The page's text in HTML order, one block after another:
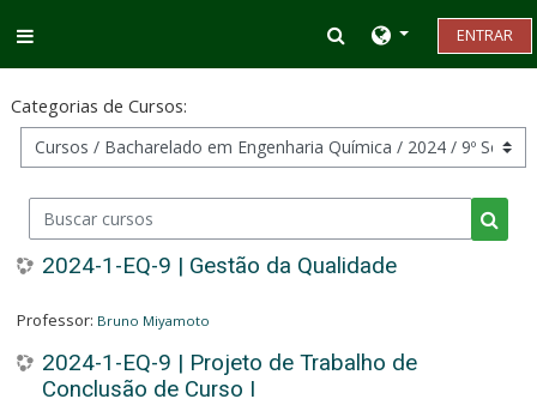
Alternar entrada
ENTRAR
Categorias de Cursos:
Buscar cursos
2024-1-EQ-9 | Gestão da Qualidade
Professor: Bruno Miyamoto
2024-1-EQ-9 | Projeto de Trabalho de
Conclusão de Curso I